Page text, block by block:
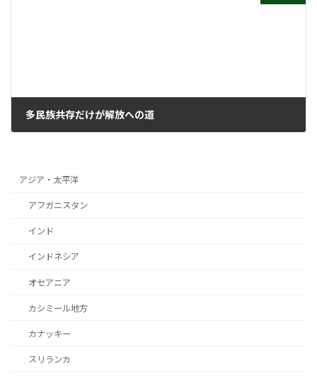
多民族共存だけが解放への道
アジア・太平洋
アフガニスタン
インド
インドネシア
オセアニア
カシミール地方
カナッキー
スリランカ